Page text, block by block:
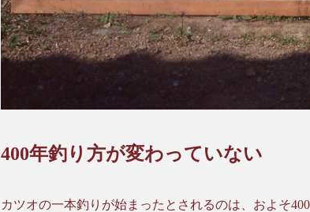
400年釣り方が変わっていない
カツオの一本釣りが始まったとされるのは、およそ